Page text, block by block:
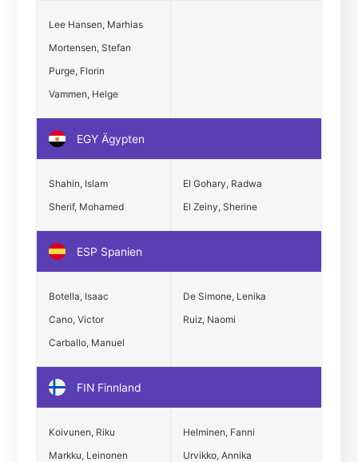
Lee Hansen, Marhias
Mortensen, Stefan
Purge, Florin
Vammen, Helge
EGY Ägypten
Shahin, Islam
Sherif, Mohamed
El Gohary, Radwa
El Zeiny, Sherine
ESP Spanien
Botella, Isaac
Cano, Victor
Carballo, Manuel
De Simone, Lenika
Ruiz, Naomi
FIN Finnland
Koivunen, Riku
Markku, Leinonen
Helminen, Fanni
Urvikko, Annika